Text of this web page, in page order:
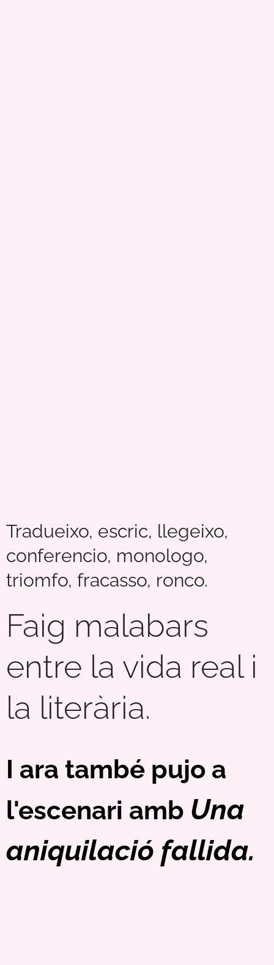
Tradueixo, escric, llegeixo,
conferencio, monologo,
triomfo, fracasso, ronco.
Faig malabars
entre la vida real i
la literària.
I ara també pujo a
l'escenari amb Una
aniquilació fallida.